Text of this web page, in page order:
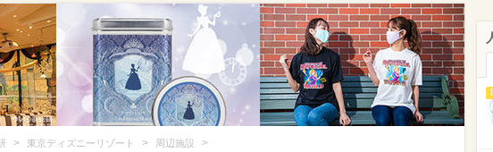
> 東京ディズニーリゾート > 周辺施設 >
1